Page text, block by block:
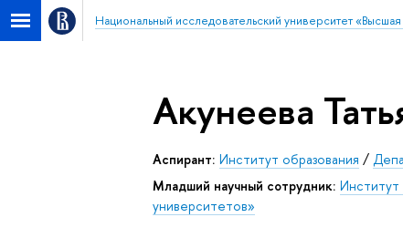
Национальный исследовательский университет
Акунеева
Аспирант: Институт образования /
Младший научный сотрудник: Институт
университетов»